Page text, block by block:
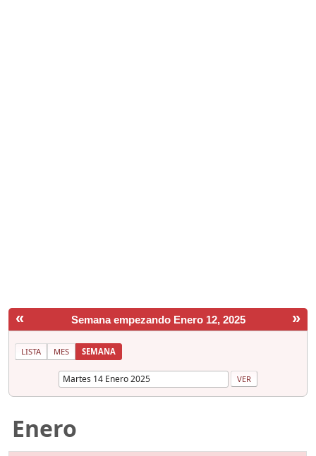
« »
Semana empezando Enero 12, 2025
LISTA MES SEMANA
Enero